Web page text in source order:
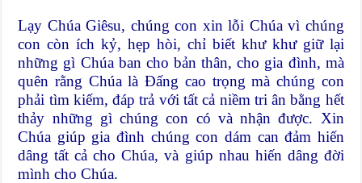
Lạy Chúa Giêsu, chúng con xin lỗi Chúa vì chúng
con còn ích kỷ, hẹp hòi, chỉ biết khư khư giữ lại
những gì Chúa ban cho bản thân, cho gia đình, mà
quên rằng Chúa là Đấng cao trọng mà chúng con
phải tìm kiếm, đáp trả với tất cả niềm tri ân bằng hết
thảy những gì chúng con có và nhận được. Xin
Chúa giúp gia đình chúng con dám can đảm hiến
dâng tất cả cho Chúa, và giúp nhau hiến dâng đời
mình cho Chúa.